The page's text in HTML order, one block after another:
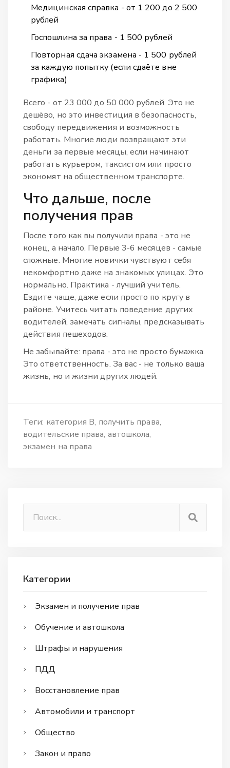
Медицинская справка - от 1 200 до 2 500
рублей
Госпошлина за права - 1 500 рублей
Повторная сдача экзамена - 1 500 рублей
за каждую попытку (если сдаёте вне
графика)
Всего - от 23 000 до 50 000 рублей. Это не
дешёво, но это инвестиция в безопасность,
свободу передвижения и возможность
работать. Многие люди возвращают эти
деньги за первые месяцы, если начинают
работать курьером, таксистом или просто
экономят на общественном транспорте.
Что дальше, после
получения прав
После того как вы получили права - это не
конец, а начало. Первые 3-6 месяцев - самые
сложные. Многие новички чувствуют себя
некомфортно даже на знакомых улицах. Это
нормально. Практика - лучший учитель.
Ездите чаще, даже если просто по кругу в
районе. Учитесь читать поведение других
водителей, замечать сигналы, предсказывать
действия пешеходов.
Не забывайте: права - это не просто бумажка.
Это ответственность. За вас - не только ваша
жизнь, но и жизни других людей.
Теги: категория В получить права
водительские права автошкола
экзамен на права
Категории
Экзамен и получение прав
Обучение и автошкола
Штрафы и нарушения
ПДД
Восстановление прав
Автомобили и транспорт
Общество
Закон и право